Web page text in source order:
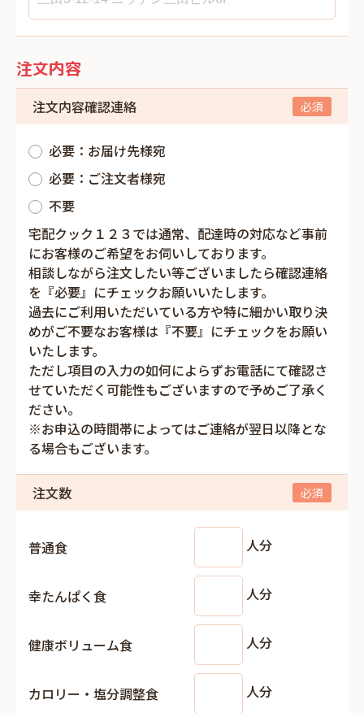
注文内容
注文内容確認連絡
必要：お届け先様宛
必要：ご注文者様宛
不要
宅配クック１２３では通常、配達時の対応など事前
にお客様のご希望をお伺いしております。
相談しながら注文したい等ございましたら確認連絡
を『必要』にチェックお願いいたします。
過去にご利用いただいている方や特に細かい取り決
めがご不要なお客様は『不要』にチェックをお願い
いたします。
ただし項目の入力の如何によらずお電話にて確認さ
せていただく可能性もございますので予めご了承く
ださい。
※お申込の時間帯によってはご連絡が翌日以降とな
る場合もございます。
注文数
普通食 人分
幸たんぱく食 人分
健康ボリューム食 人分
カロリー・塩分調整食 人分